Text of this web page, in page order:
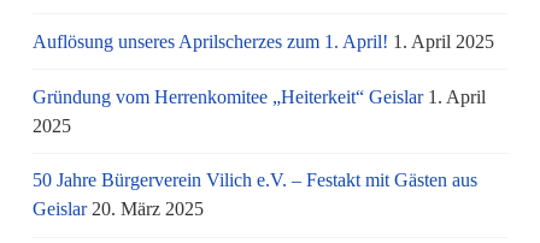
Auflösung unseres Aprilscherzes zum 1. April! 1. April 2025
Gründung vom Herrenkomitee „Heiterkeit“ Geislar 1. April
2025
50 Jahre Bürgerverein Vilich e.V. – Festakt mit Gästen aus
Geislar 20. März 2025